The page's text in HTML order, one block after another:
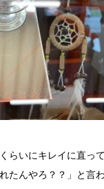
らいにキレイに直っ
たんやろ？？」と言